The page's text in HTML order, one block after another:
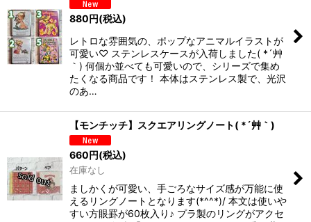
880円(税込)
レトロな雰囲気の、ポップなアニマルイラストが
可愛い♡ ステンレスケースが入荷しました( *´艸
｀) 何個か並べても可愛いので、シリーズで集め
たくなる商品です！ 本体はステンレス製で、光沢
のあ…
【モンチッチ】スクエアリングノート( *´艸｀)
660円(税込)
在庫なし
ましかくが可愛い、手ごろなサイズ感が万能に使
えるリングノートとなります(*^^*)/ 本文は使いや
すい方眼罫が60枚入り♪ プラ製のリングがアクセ